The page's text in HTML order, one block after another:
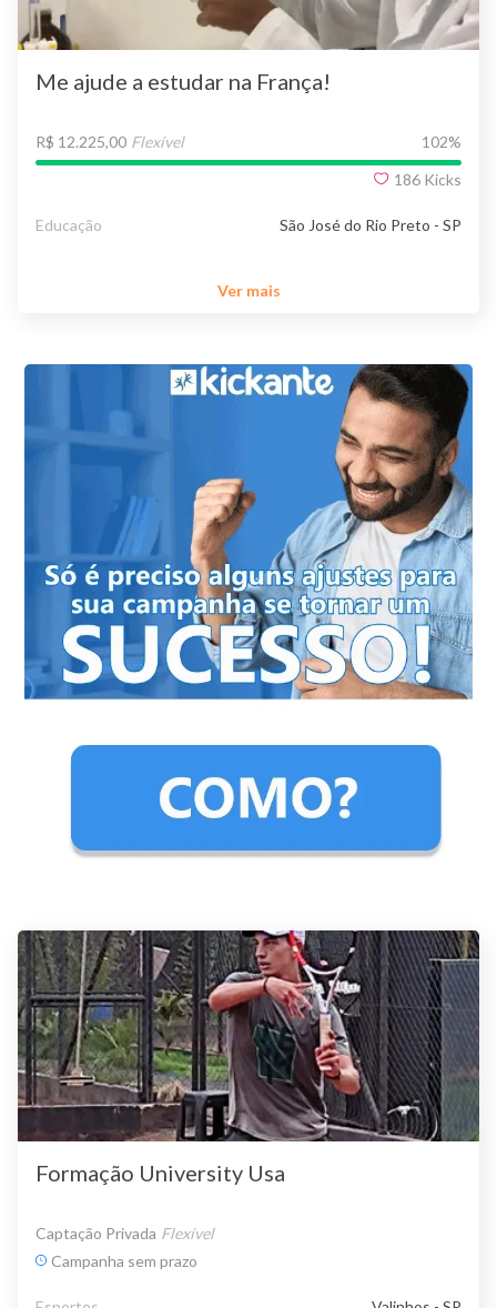
Me ajude a estudar na França!
R$ 12.225,00 Flexível 102%
186 Kicks
Educação São José do Rio Preto - SP
Ver mais
Formação University Usa
Captação Privada Flexível
Campanha sem prazo